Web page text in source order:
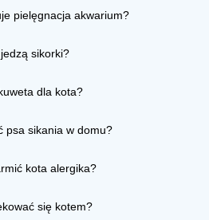
pielęgnacja akwarium?
sikorki?
dla kota?
psa sikania w domu?
kota alergika?
się kotem?